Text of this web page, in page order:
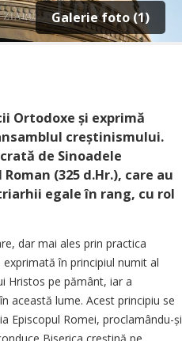
Galerie foto (1)
Ortodoxe și exprimă
creștinis­mului.
de Sinoadele
(325 d.Hr.), care au
egale în rang, cu rol
dar mai ales prin practica
în principiul numit al
Hristos pe pământ, iar a
această lume. Acest principiu se
Episcopul Romei, proclamându-și